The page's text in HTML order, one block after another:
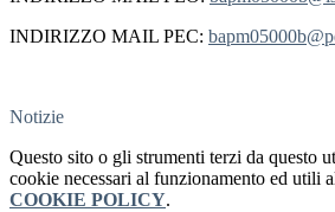
INDIRIZZO MAIL PEC:
Notizie
Questo sito o gli strumenti terzi da questo
cookie necessari al funzionamento ed utili
COOKIE POLICY.